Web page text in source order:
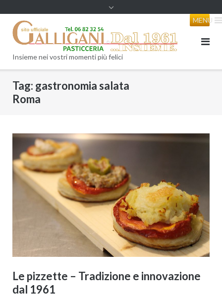
Insieme nei vostri momenti più felici
MENU
Tag: gastronomia salata
Roma
Le pizzette – Tradizione e innovazione
dal 1961